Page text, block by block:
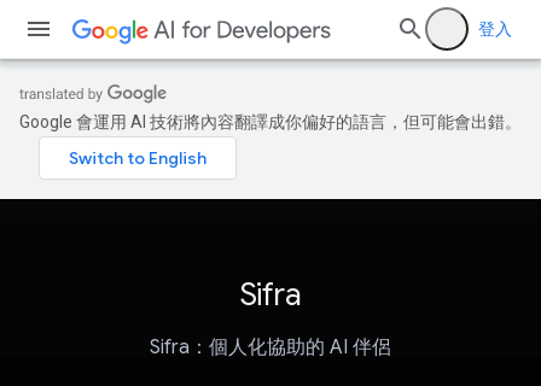
登入
Google 會運用 AI 技術將內容翻譯成你偏好的語言，但可能會出錯。
Sifra
Sifra：個人化協助的 AI 伴侶